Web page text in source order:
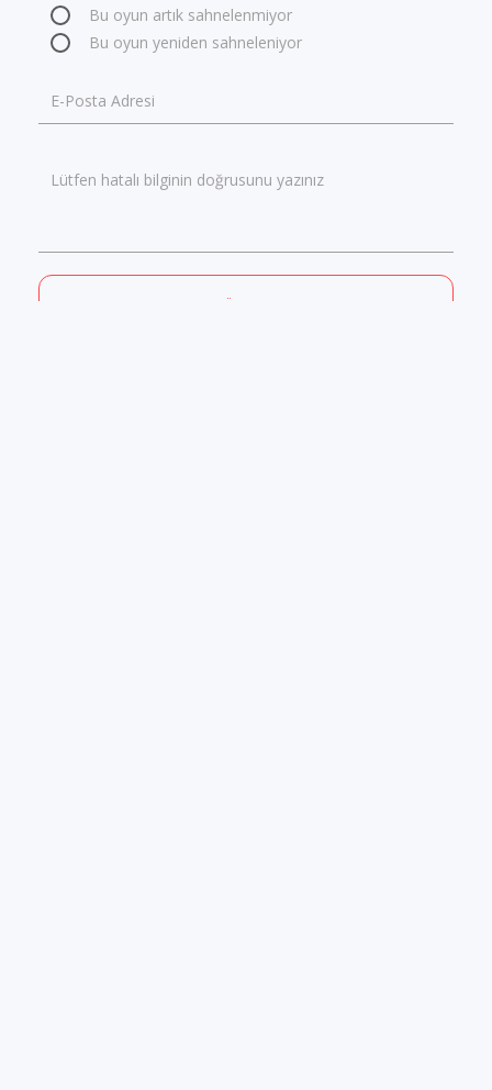
Bu oyun artık sahnelenmiyor
Bu oyun yeniden sahneleniyor
E-Posta Adresi
Lütfen hatalı bilginin doğrusunu yazınız
GÖNDER